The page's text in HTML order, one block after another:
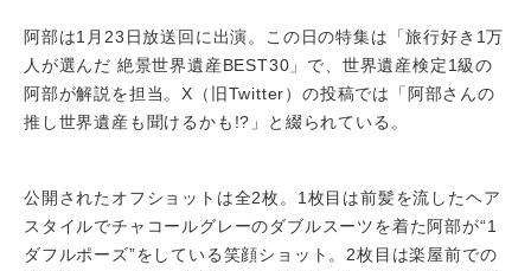
阿部は1月23日放送回に出演。この日の特集は「旅行好き1万
人が選んだ 絶景世界遺産BEST30」で、世界遺産検定1級の
阿部が解説を担当。X（旧Twitter）の投稿では「阿部さんの
推し世界遺産も聞けるかも!?」と綴られている。
公開されたオフショットは全2枚。1枚目は前髪を流したヘア
スタイルでチャコールグレーのダブルスーツを着た阿部が“1
ダフルポーズ”をしている笑顔ショット。2枚目は楽屋前での